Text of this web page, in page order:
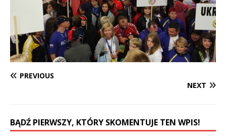
PREVIOUS
NEXT
BĄDŹ PIERWSZY, KTÓRY SKOMENTUJE TEN WPIS!